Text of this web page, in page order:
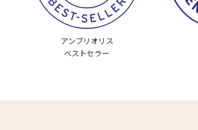
アンブリオリス
ベストセラー